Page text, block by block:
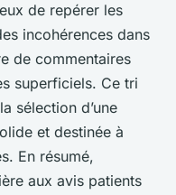
de repérer les
incohérences dans
de commentaires
superficiels. Ce tri
sélection d’une
et destinée à
En résumé,
aux avis patients